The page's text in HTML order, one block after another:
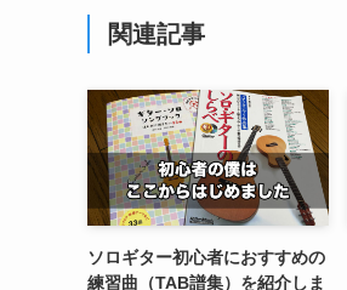
関連記事
ソロギター初心者におすすめの
練習曲（TAB譜集）を紹介しま